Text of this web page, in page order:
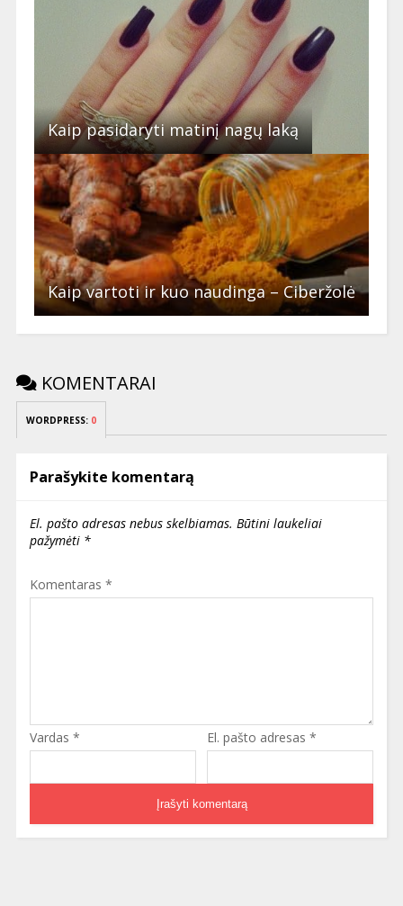
Kaip pasidaryti matinį nagų laką
Kaip vartoti ir kuo naudinga – Ciberžolė
KOMENTARAI
WORDPRESS: 0
Parašykite komentarą
El. pašto adresas nebus skelbiamas. Būtini laukeliai
pažymėti *
Komentaras *
Vardas * El. pašto adresas *